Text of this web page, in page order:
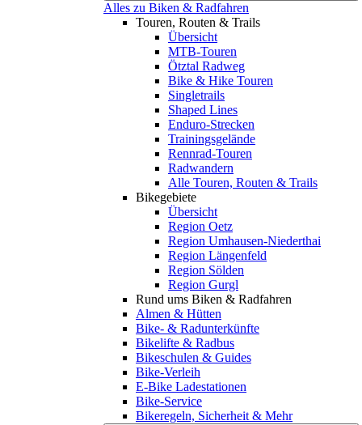
Alles zu Biken & Radfahren
Touren, Routen & Trails
Übersicht
MTB-Touren
Ötztal Radweg
Bike & Hike Touren
Singletrails
Shaped Lines
Enduro-Strecken
Trainingsgelände
Rennrad-Touren
Radwandern
Alle Touren, Routen & Trails
Bikegebiete
Übersicht
Region Oetz
Region Umhausen-Niederthai
Region Längenfeld
Region Sölden
Region Gurgl
Rund ums Biken & Radfahren
Almen & Hütten
Bike- & Radunterkünfte
Bikelifte & Radbus
Bikeschulen & Guides
Bike-Verleih
E-Bike Ladestationen
Bike-Service
Bikeregeln, Sicherheit & Mehr